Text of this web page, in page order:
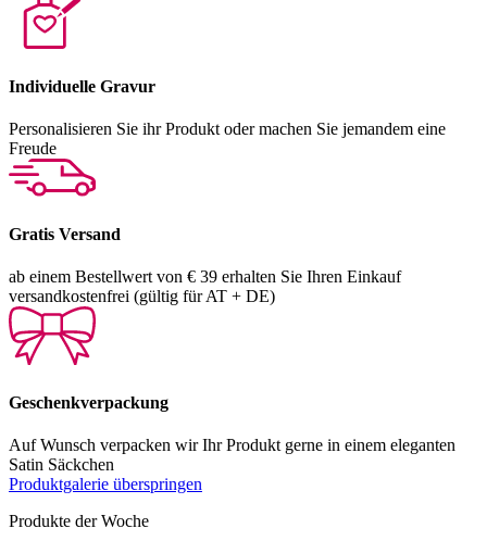
Individuelle Gravur
Personalisieren Sie ihr Produkt oder machen Sie jemandem eine
Freude
Gratis Versand
ab einem Bestellwert von € 39 erhalten Sie Ihren Einkauf
versandkostenfrei (gültig für AT + DE)
Geschenkverpackung
Auf Wunsch verpacken wir Ihr Produkt gerne in einem eleganten
Satin Säckchen
Produktgalerie überspringen
Produkte der Woche